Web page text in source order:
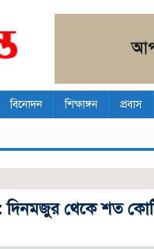
বিনোদন শিক্ষাঙ্গন প্রবাস
দিনমজুর থেকে শত